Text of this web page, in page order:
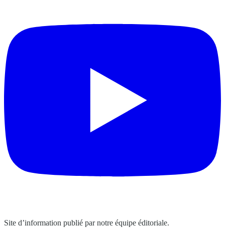
Site d’information publié par notre équipe éditoriale.